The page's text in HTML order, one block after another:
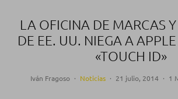
LA OFICINA DE MARCAS
DE EE. UU. NIEGA A
«TOUCH ID»
Iván Fragoso · Noticias · 21 julio, 2014 · 1